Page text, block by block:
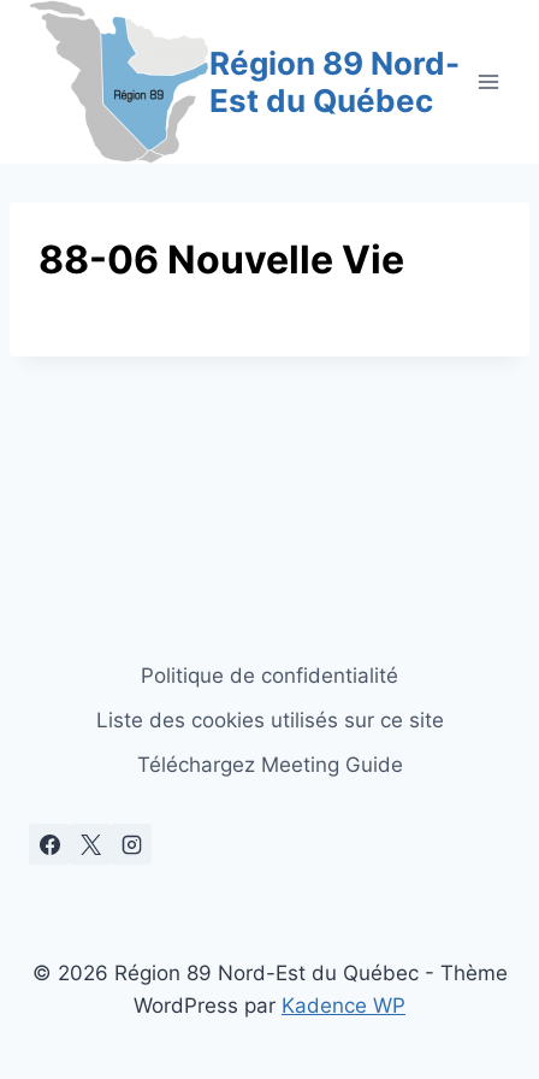
Aller
contenu
Région 89 Nord-
Est du Québec
88-06 Nouvelle Vie
Politique de confidentialité
Liste des cookies utilisés sur ce site
Téléchargez Meeting Guide
© 2026 Région 89 Nord-Est du Québec - Thème
WordPress par Kadence WP